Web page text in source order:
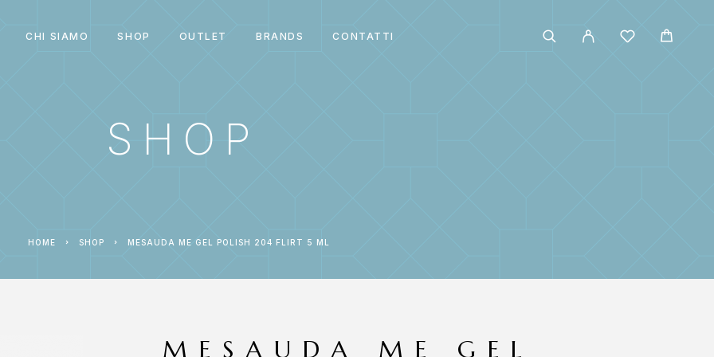
CHI SIAMO SHOP OUTLET BRANDS CONTATTI
SHOP
HOME SHOP MESAUDA ME GEL POLISH 204 FLIRT 5 ML
MESAUDA ME GEL